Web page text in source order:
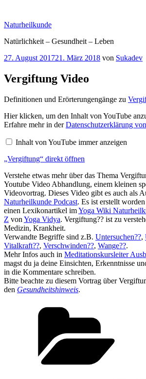
springen
Naturheilkunde
Natürlichkeit – Gesundheit – Leben
Veröffentlicht
27. August 201721. März 2018 von Sukadev
Vergiftung Video
Definitionen und Erörterungengänge zu
„Vergiftung“
von
YouTube
Hier klicken, um den Inhalt von YouTube
Erfahre mehr in derDatenschutzerklärung
Inhalt von YouTube immer anzeigen
„Vergiftung“ direkt öffnen
Verstehe etwas mehr über das Thema
Youtube Video Abhandlung, einem kleinen
Videovortrag. Dieses Video gibt es auch als
Naturheilkunde Podcast. Es ist erstellt
einen Lexikonartikel imYoga Wiki
Z von Yoga Vidya. Vergiftung?? ist zu
Medizin, Krankheit.
Verwandte Begriffe sind z.B. Untersuchen??,
Vitalkraft??, Verschwinden??, Wange??.
Mehr Infos auch in Meditationskursleiter
magst du ja deine Einsichten, Erkenntnisse
in die Kommentare schreiben.
Bitte beachte zu diesem Vortrag über
den Gesundheitshinweis.